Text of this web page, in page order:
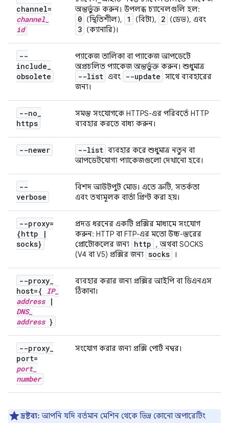
channel=
channel
id
অন্তর্ভুক্ত করুন। উপলব্ধ চ্যানেলগুলি হল:
0 (স্থিতিশীল), 1 (বিটা), 2 (ডেভ), এবং
3 (ক্যানারি)।
--
include_
obsolete
প্যাকেজ তালিকা বা প্যাকেজ আপডেটে
অপ্রচলিত প্যাকেজ অন্তর্ভুক্ত করুন। শুধুমাত্র
--list এবং --update সাথে ব্যবহারের
জন্য।
--no_
https
সমস্ত সংযোগকে HTTPS-এর পরিবর্তে HTTP
ব্যবহার করতে বাধ্য করুন।
--newer --list ব্যবহার করে শুধুমাত্র নতুন বা
আপডেটযোগ্য প্যাকেজগুলো দেখানো হবে।
--
verbose
বিশদ আউটপুট মোড। এতে ত্রুটি, সতর্কতা
এবং তথ্যমূলক বার্তা প্রিন্ট করা হয়।
--proxy=
{http
|
socks}
প্রদত্ত ধরনের একটি প্রক্সির মাধ্যমে সংযোগ
করুন: HTTP বা FTP-এর মতো উচ্চ-স্তরের
প্রোটোকলের জন্য http
, অথবা SOCKS
(V4 বা V5) প্রক্সির জন্য socks ।
--proxy_
host={ IP_
address
|
DNS_
address}
ব্যবহার করার জন্য প্রক্সির আইপি বা ডিএনএস
ঠিকানা।
--proxy_
port=
port_
number
সংযোগ করার জন্য প্রক্সি পোর্ট নম্বর।
দ্রষ্টব্য: আপনি যদি বর্তমান মেশিন থেকে ভিন্ন কোনো অপারেটিং